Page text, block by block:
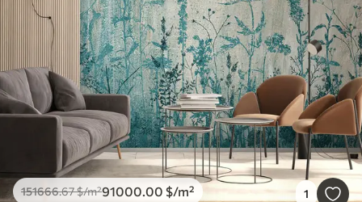
151666.67$/m²91000.00 $/m² 1